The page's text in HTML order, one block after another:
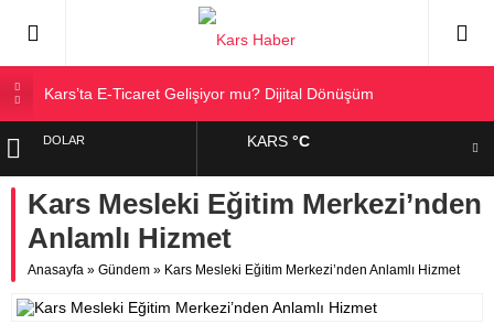
Kars’ta E-Ticaret Gelişiyor mu? Dijital Dönüşüm
Kars Halkı Yeni Parti Hakkında Ne Düşünüyor?
Sarıkamış’a Bağlı Köyler ve Yaygın Soyadları
Kağızman Köyleri ve En Çok Kullanılan Soyadları | Kars
Haber
DOLAR
EURO
ALTIN
BIST
KARS°C
Kars Mesleki Eğitim Merkezi’nden
Anlamlı Hizmet
Anasayfa » Gündem » Kars Mesleki Eğitim Merkezi’nden Anlamlı Hizmet